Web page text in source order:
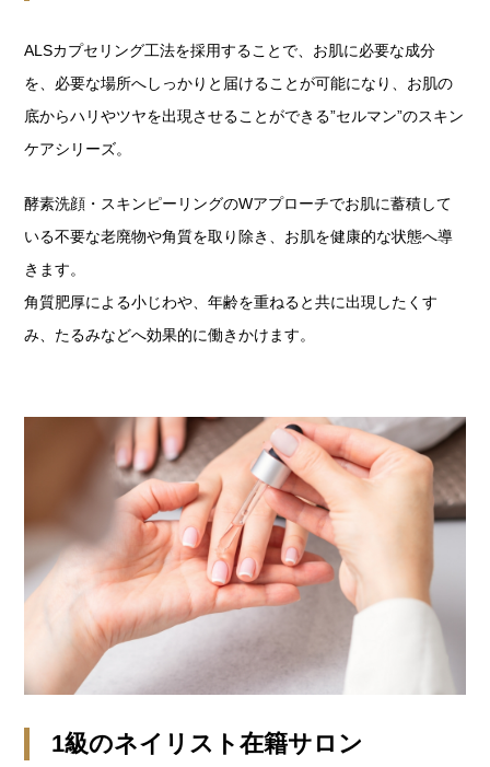
ALSカプセリング工法を採用することで、お肌に必要な成分
を、必要な場所へしっかりと届けることが可能になり、お肌の
底からハリやツヤを出現させることができる”セルマン”のスキン
ケアシリーズ。
酵素洗顔・スキンピーリングのWアプローチでお肌に蓄積して
いる不要な老廃物や角質を取り除き、お肌を健康的な状態へ導
きます。
角質肥厚による小じわや、年齢を重ねると共に出現したくす
み、たるみなどへ効果的に働きかけます。
1級のネイリスト在籍サロン